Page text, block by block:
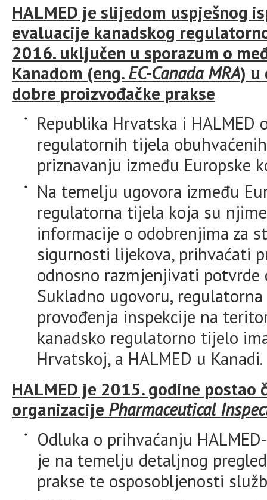
HALMED je slijedom uspješnog
evaluacije kanadskog
2016. uključen u sporazum o
Kanadom (eng.EC-Canada MRA) u
dobre proizvođačke prakse
Republika Hrvatska i HALMED
regulatornih tijela
priznavanju između Europske
Na temelju ugovora između
regulatorna tijela koja su
informacije o odobrenjima za
sigurnosti lijekova, prihvaćati
odnosno razmjenjivati potvrde
Sukladno ugovoru,
provođenja inspekcije na
kanadsko regulatorno tijelo
Hrvatskoj, a HALMED u Kanadi.
HALMED je 2015. godine
organizacije Pharmaceutical
Odluka o prihvaćanju
je na temelju detaljnog
prakse te osposobljenosti